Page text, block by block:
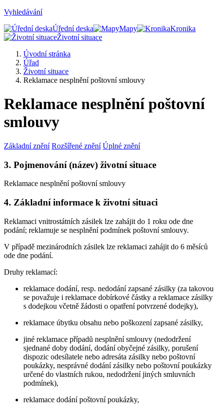
Vyhledávání
Úřední deska
Mapy
Kronika
Životní situace
Úvodní stránka
Úřad
Životní situace
Reklamace nesplnění poštovní smlouvy
Reklamace nesplnění poštovní
smlouvy
Základní znění Rozšířené znění Úplné znění
3. Pojmenování (název) životní situace
Reklamace nesplnění poštovní smlouvy
4. Základní informace k životní situaci
Reklamaci vnitrostátních zásilek lze zahájit do 1 roku ode dne
podání; reklamuje se nesplnění podmínek poštovní smlouvy.
V případě mezinárodních zásilek lze reklamaci zahájit do 6 měsíců
ode dne podání.
Druhy reklamací:
reklamace dodání, resp. nedodání zapsané zásilky (za takovou
se považuje i reklamace dobírkové částky a reklamace zásilky
s dodejkou včetně žádosti o opatření potvrzené dodejky),
reklamace úbytku obsahu nebo poškození zapsané zásilky,
jiné reklamace případů nesplnění smlouvy (nedodržení
sjednané doby dodání, dodání obyčejné zásilky, porušení
dispozic odesílatele nebo adresáta zásilky nebo poštovní
poukázky, nesprávné dodání zásilky nebo poštovní poukázky
určené do vlastních rukou, nedodržení jiných smluvních
podmínek),
reklamace dodání poštovní poukázky,